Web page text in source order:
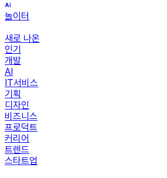
놀이터
새로 나온
인기
개발
AI
IT서비스
기획
디자인
비즈니스
프로덕트
커리어
트렌드
스타트업